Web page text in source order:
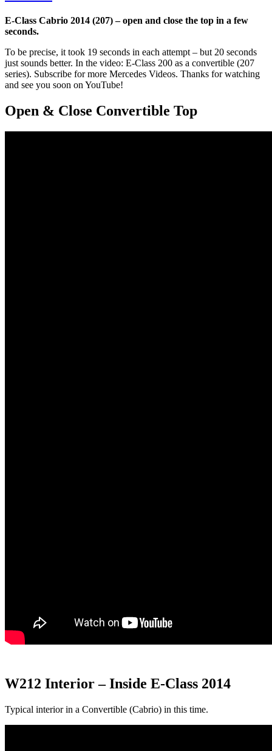
E-Class Cabrio 2014 (207) – open and close the top in a few
seconds.
To be precise, it took 19 seconds in each attempt – but 20 seconds
just sounds better. In the video: E-Class 200 as a convertible (207
series). Subscribe for more Mercedes Videos. Thanks for watching
and see you soon on YouTube!
Open & Close Convertible Top
W212 Interior – Inside E-Class 2014
Typical interior in a Convertible (Cabrio) in this time.